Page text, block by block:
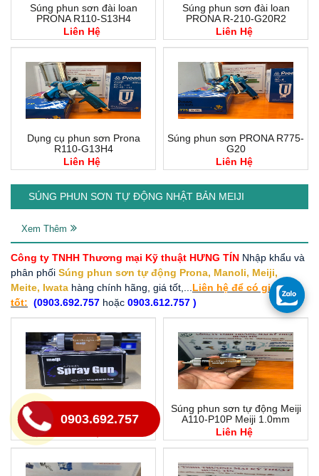
Súng phun sơn đài loan
PRONA R110-S13H4
Liên Hệ
Súng phun sơn đài loan
PRONA R-210-G20R2
Liên Hệ
Dụng cụ phun sơn Prona
R110-G13H4
Liên Hệ
Súng phun sơn PRONA R775-
G20
Liên Hệ
SÚNG PHUN SƠN TỰ ĐỘNG NHẬT BẢN MEIJI
Xem Thêm
Công ty TNHH Thương mại Kỹ thuật HƯNG TÍN Nhập khẩu và
phân phối Súng phun sơn tự động Prona, Manoli, Meiji,
Meite, Iwata hàng chính hãng, giá tốt,... Liên hệ để có giá
tốt: (0903.692.757 hoặc 0903.612.757 )
Dụng cụ phun sơn tự động
nhật bản Meiji A210-P15P
Súng phun sơn tự động Meiji
A110-P10P Meiji 1.0mm
Liên Hệ
0903.692.757